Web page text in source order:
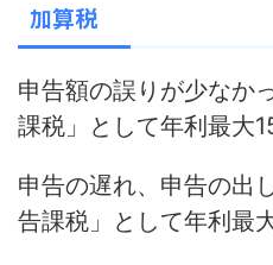
加算税
申告額の誤りが少なか
課税」として年利最大
申告の遅れ、申告の出
告課税」として年利最